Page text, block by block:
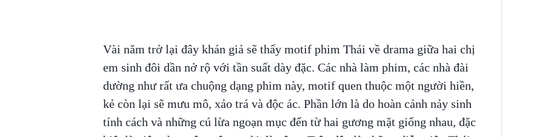
Vài năm trở lại đây khán giả sẽ thấy motif phim Thái về drama giữa hai chị
em sinh đôi dần nở rộ với tần suất dày đặc. Các nhà làm phim, các nhà đài
dường như rất ưa chuộng dạng phim này, motif quen thuộc một người hiền,
kẻ còn lại sẽ mưu mô, xảo trá và độc ác. Phần lớn là do hoàn cảnh nảy sinh
tính cách và những cú lừa ngoạn mục đến từ hai gương mặt giống nhau, đặc